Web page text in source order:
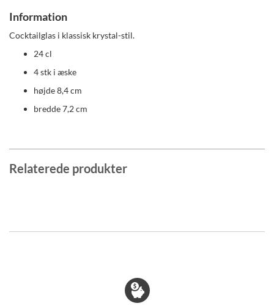
Information
Cocktailglas i klassisk krystal-stil.
24 cl
4 stk i æske
højde 8,4 cm
bredde 7,2 cm
Relaterede produkter